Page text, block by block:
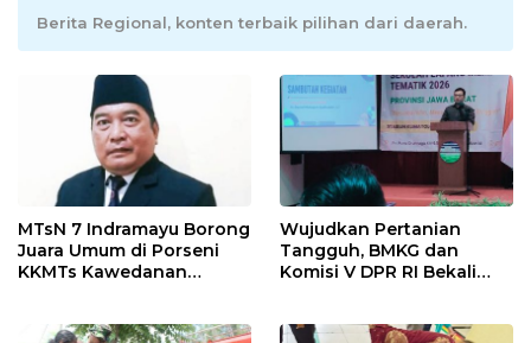
Berita Regional, konten terbaik pilihan dari daerah.
MTsN 7 Indramayu Borong
Juara Umum di Porseni
KKMTs Kawedanan
Wujudkan Pertanian
Tangguh, BMKG dan
Komisi V DPR RI Bekali